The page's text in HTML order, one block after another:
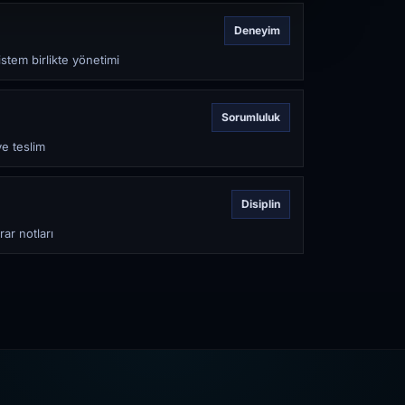
Deneyim
birlikte yönetimi
Sorumluluk
teslim
Disiplin
notları